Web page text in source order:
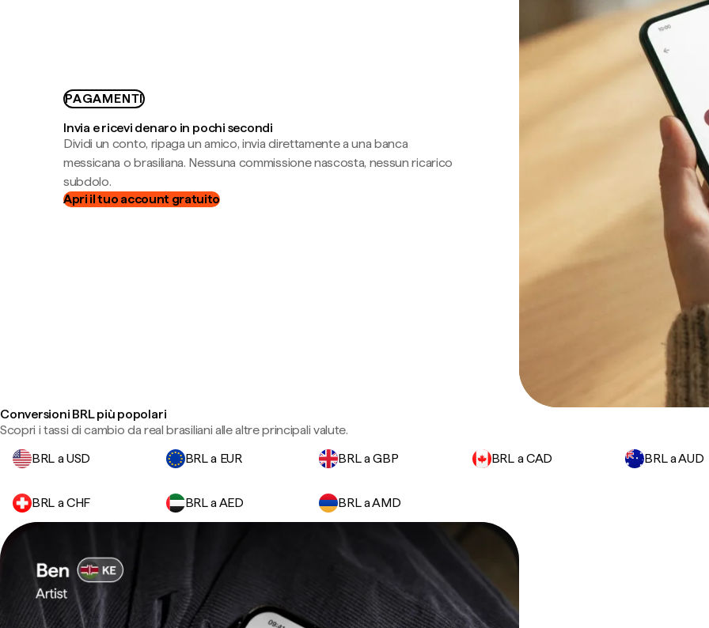
PAGAMENTI
Invia e ricevi denaro in pochi secondi
Dividi un conto, ripaga un amico, invia direttamente a una banca
messicana o brasiliana. Nessuna commissione nascosta, nessun ricarico
subdolo.
Apri il tuo account gratuito
Conversioni BRL più popolari
Scopri i tassi di cambio da real brasiliani alle altre principali valute.
BRL a USD
BRL a EUR BRL a GBP BRL a CAD BRL a AUD
BRL a CHF BRL a AED BRL a AMD